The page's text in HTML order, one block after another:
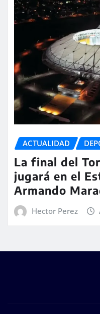
ACTUALIDAD
La final del
jugará en el
Armando
Hector Perez